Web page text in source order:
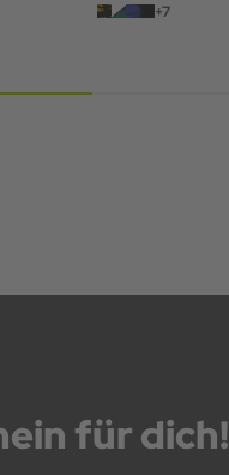
+7
für dich!